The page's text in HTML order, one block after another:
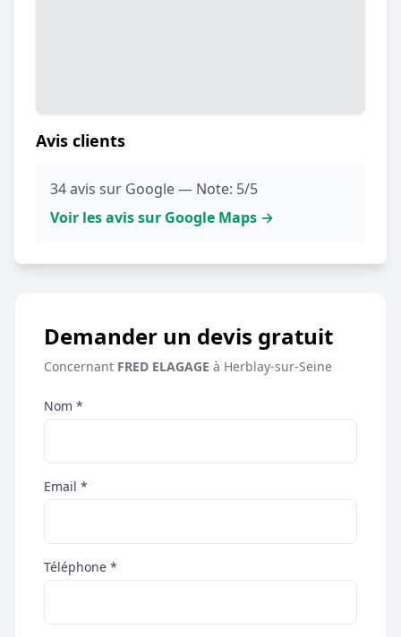
Avis clients
34 avis sur Google — Note: 5/5
Voir les avis sur Google Maps →
Demander un devis gratuit
Concernant FRED ELAGAGE à Herblay-sur-Seine
Nom *
Email *
Téléphone *